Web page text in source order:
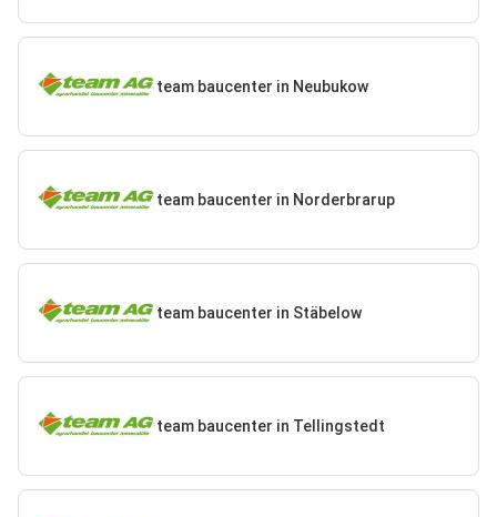
team baucenter in Neubukow
team baucenter in Norderbrarup
team baucenter in Stäbelow
team baucenter in Tellingstedt